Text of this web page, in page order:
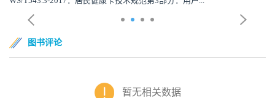
图书评论
暂无相关数据